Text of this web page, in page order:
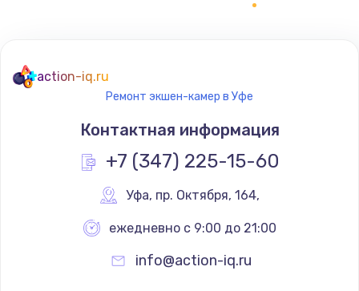
Настройка ОС
1060 руб.
Заказать
Чистка от пыли
action-iq.ru
Ремонт экшен-камер в Уфе
Контактная информация
+7 (347) 225-15-60
Уфа, пр. Октября, 164,
ежедневно с 9:00 до 21:00
info@action-iq.ru